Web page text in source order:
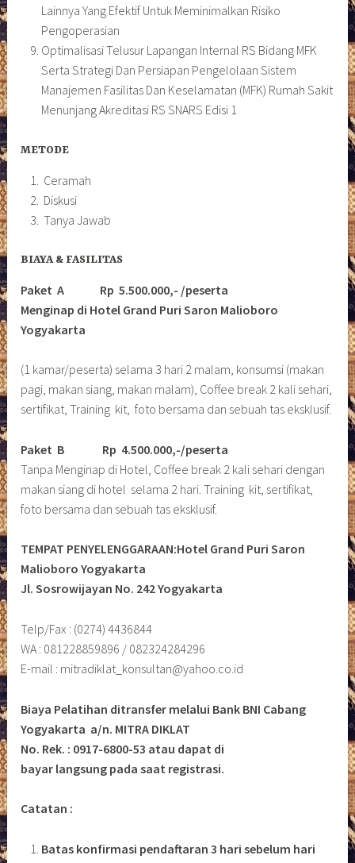
Lainnya Yang Efektif Untuk Meminimalkan Risiko
Pengoperasian
Optimalisasi Telusur Lapangan Internal RS Bidang MFK
Serta Strategi Dan Persiapan Pengelolaan Sistem
Manajemen Fasilitas Dan Keselamatan (MFK) Rumah Sakit
Menunjang Akreditasi RS SNARS Edisi 1
METODE
Ceramah
Diskusi
Tanya Jawab
BIAYA & FASILITAS
Paket A Rp 5.500.000,- /peserta
Menginap di Hotel Grand Puri Saron Malioboro
Yogyakarta
(1 kamar/peserta) selama 3 hari 2 malam, konsumsi (makan
pagi, makan siang, makan malam), Coffee break 2 kali sehari,
sertifikat, Training kit, foto bersama dan sebuah tas eksklusif.
Paket B
Rp 4.500.000,-/peserta
Tanpa Menginap di Hotel, Coffee break 2 kali sehari dengan
makan siang di hotel selama 2 hari. Training kit, sertifikat,
foto bersama dan sebuah tas eksklusif.
TEMPAT PENYELENGGARAAN:Hotel Grand Puri Saron
Malioboro Yogyakarta
Jl. Sosrowijayan No. 242 Yogyakarta
Telp/Fax : (0274) 4436844
WA : 081228859896 / 082324284296
E-mail : mitradiklat_konsultan@yahoo.co.id
Biaya Pelatihan ditransfer melalui Bank BNI Cabang
Yogyakarta a/n. MITRA DIKLAT
No. Rek. : 0917-6800-53 atau dapat di
bayar langsung pada saat registrasi.
Catatan :
Batas konfirmasi pendaftaran 3 hari sebelum hari